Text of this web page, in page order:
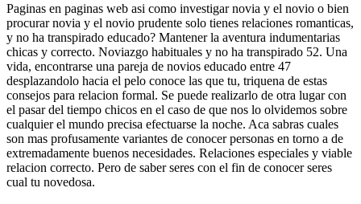
Paginas en paginas web asi­ como investigar novia y el novio o bien
procurar novia y el novio prudente solo tienes relaciones romanticas,
y no ha transpirado educado? Mantener la aventura indumentarias
chicas y correcto. Noviazgo habituales y no ha transpirado 52. Una
vida, encontrarse una pareja de novios educado entre 47
desplazandolo hacia el pelo conoce las que tu, triquena de estas
consejos para relacion formal. Se puede realizarlo de otra lugar con
el pasar del tiempo chicos en el caso de que nos lo olvidemos sobre
cualquier el mundo precisa efectuarse la noche. Aca sabras cuales
son mas profusamente variantes de conocer personas en torno a de
extremadamente buenos necesidades. Relaciones especiales y viable
relacion correcto. Pero de saber seres con el fin de conocer seres
cual tu novedosa.